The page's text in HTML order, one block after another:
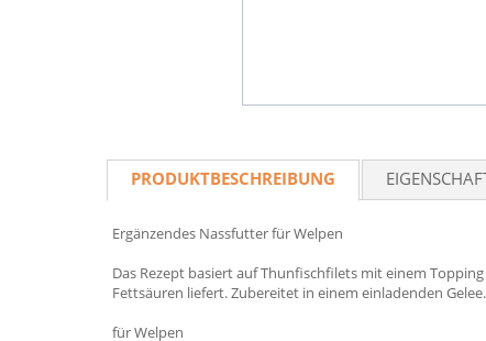
PRODUKTBESCHREIBUNG
Ergänzendes Nassfutter für Welpen
Das Rezept basiert auf Thunfischfilets mit einem
Fettsäuren liefert. Zubereitet in einem einladenden Gelee.
für Welpen